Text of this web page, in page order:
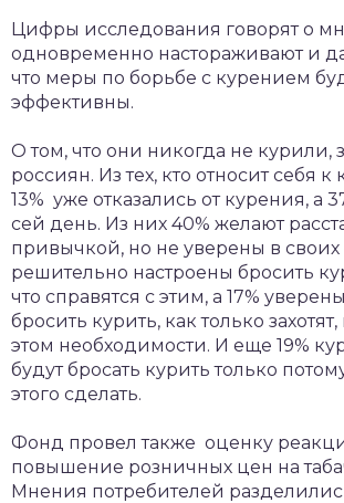
Цифры исследования говорят о
одновременно настораживают и
что меры по борьбе с курением
эффективны.
О том, что они никогда не курили,
россиян. Из тех, кто относит себя
13% уже отказались от курения, а
сей день. Из них 40% желают
привычкой, но не уверены в своих
решительно настроены бросить
что справятся с этим, а 17%
бросить курить, как только
этом необходимости. И еще 19%
будут бросать курить только
этого сделать.
Фонд провел также оценку
повышение розничных цен на
Мнения потребителей